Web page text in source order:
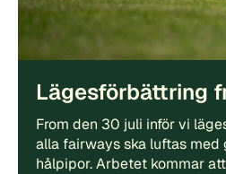
Lägesförbättring
From den 30 juli inför vi
alla fairways ska luftas med
hålpipor. Arbetet kommar